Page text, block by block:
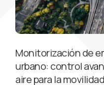
Monitorización de
urbano: control
aire para la